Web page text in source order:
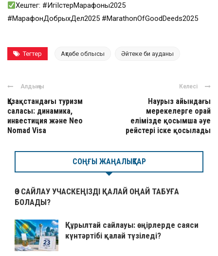
Хештег: #ИгіІстерМарафоны2025
#МарафонДобрыхДел2025 #MarathonOfGoodDeeds2025
Тегтер Ақтөбе облысы Әйтеке би ауданы
Алдыңғы
Қазақстандағы туризм
саласы: динамика,
инвестиция және Neo
Nomad Visa
Келесі
Наурыз айындағы
мерекелерге орай
елімізде қосымша әуе
рейстері іске қосылады
СОҢҒЫ ЖАҢАЛЫҚТАР
ӨЗ САЙЛАУ УЧАСКЕҢІЗДІ ҚАЛАЙ ОҢАЙ ТАБУҒА
БОЛАДЫ?
Құрылтай сайлауы: өңірлерде саяси
күнтәртібі қалай түзіледі?